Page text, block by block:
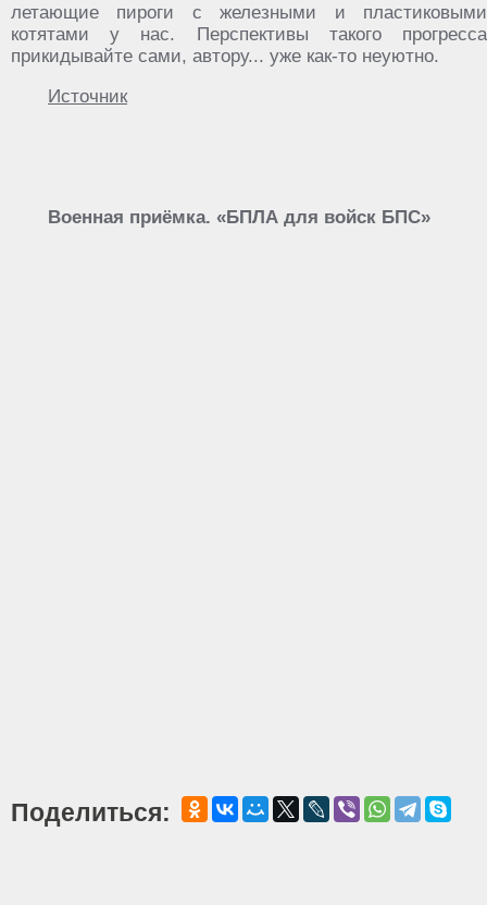
летающие пироги с железными и пластиковыми
котятами у нас. Перспективы такого прогресса
прикидывайте сами, автору... уже как-то неуютно.
Источник
Военная приёмка. «БПЛА для войск БПС»
Поделиться: